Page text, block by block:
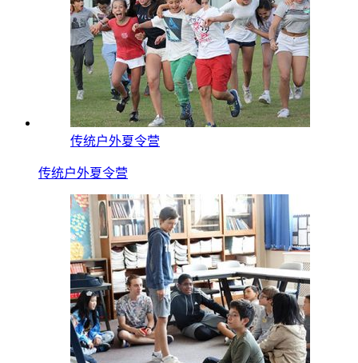
传统户外夏令营
传统户外夏令营